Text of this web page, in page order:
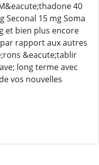
40
Seconal 15 mg Soma
et bien plus encore
rapport aux autres
&eacute;tablir
long terme avec
vos nouvelles